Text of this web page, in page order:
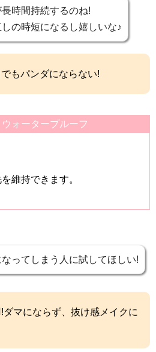
時間持続するのね!
しの時短になるし嬉しいな♪
もパンダにならない!
ォータープルーフ
維持できます。
ってしまう人に試してほしい!
マにならず、抜け感メイクに